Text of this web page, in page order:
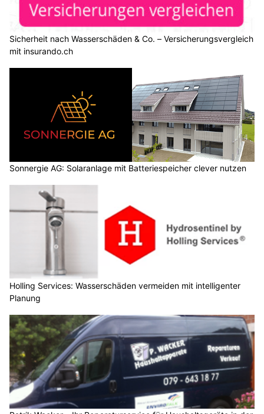
Sicherheit nach Wasserschäden & Co. – Versicherungsvergleich
mit insurando.ch
Sonnergie AG: Solaranlage mit Batteriespeicher clever nutzen
Holling Services: Wasserschäden vermeiden mit intelligenter
Planung